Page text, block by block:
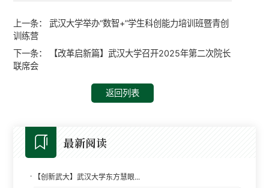
上一条：武汉大学举办“数智+”学生科创能力培训班暨青创
训练营
下一条：
【改革启新篇】武汉大学召开2025年第二次院长
联席会
返回列表
最新阅读
· 【创新武大】武汉大学东方慧眼...